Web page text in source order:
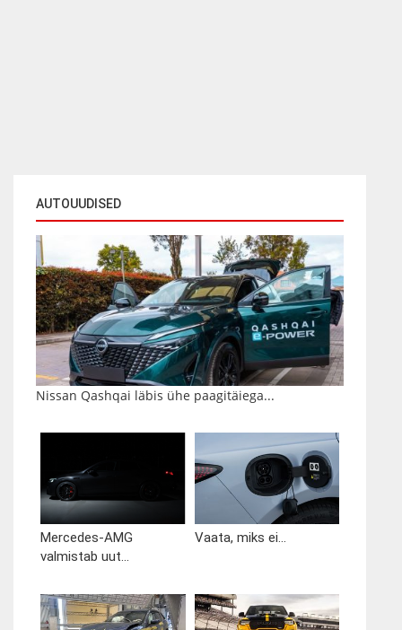
AUTOUUDISED
Nissan Qashqai läbis ühe paagitäiega...
Mercedes-AMG
valmistab uut...
Vaata, miks ei...